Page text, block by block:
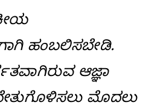
ಹಂಬಲಿಸಬೇಡಿ.
ಆಜ್ಞಾ
ಮೊದಲು